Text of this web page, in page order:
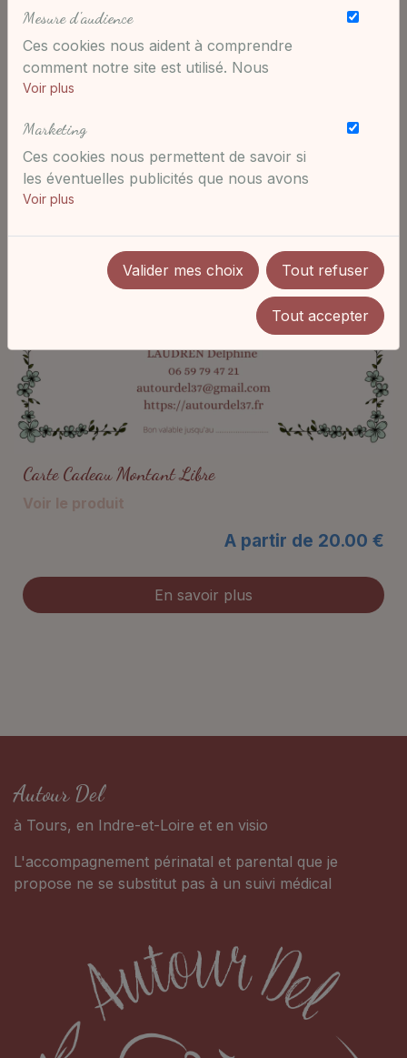
Voir le produit
Carte Cadeau Montant Libre
Voir le produit
A partir de 20.00 €
En savoir plus
Autour Del
à Tours, en Indre-et-Loire et en visio
L'accompagnement périnatal et parental que je
propose ne se substitut pas à un suivi médical
Mesure d'audience
Ces cookies nous aident à comprendre
comment notre site est utilisé. Nous
savons quelles pages sont les plus vues,
essentiels pour nous afin de vous offrir la
meilleure expérience possible.
Voir plus
Marketing
Ces cookies nous permettent de savoir si
les éventuelles publicités que nous avons
pu vous proposer ont été pertinentes.
Voir plus
Valider mes choix Tout refuser
Tout accepter